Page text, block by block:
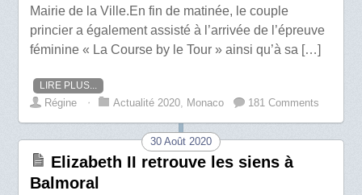
Mairie de la Ville.En fin de matinée, le couple
princier a également assisté à l’arrivée de l’épreuve
féminine « La Course by le Tour » ainsi qu’à sa […]
LIRE PLUS...
Régine ⋅ Actualité 2020, Monaco 181 Comments
30 Août 2020
Elizabeth II retrouve les siens à
Balmoral